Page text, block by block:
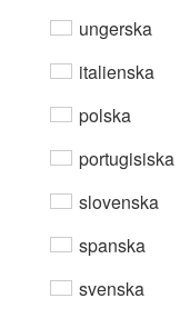
ungerska
italienska
polska
portugisiska
slovenska
spanska
svenska